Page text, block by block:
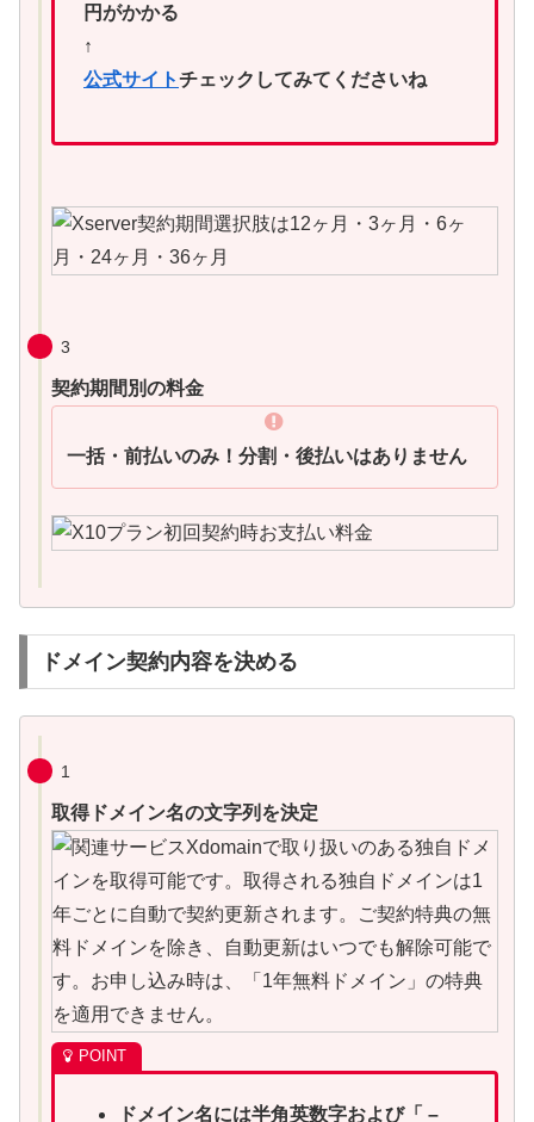
円がかかる
↑
公式サイトチェックしてみてくださいね
3
契約期間別の料金
一括・前払いのみ！分割・後払いはありません
ドメイン契約内容を決める
1
取得ドメイン名の文字列を決定
ドメイン名には半角英数字および「 –